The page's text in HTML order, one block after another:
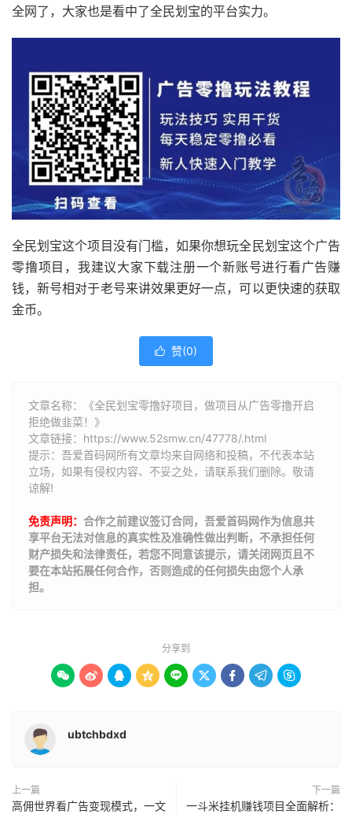
全网了，大家也是看中了全民划宝的平台实力。
全民划宝这个项目没有门槛，如果你想玩全民划宝这个广告
零撸项目，我建议大家下载注册一个新账号进行看广告赚
钱，新号相对于老号来讲效果更好一点，可以更快速的获取
金币。
 赞(0)
文章名称：《全民划宝零撸好项目，做项目从广告零撸开启
拒绝做韭菜！》
文章链接： https://www.52smw.cn/47778/.html
提示：吾爱首码网所有文章均来自网络和投稿，不代表本站
立场，如果有侵权内容、不妥之处，请联系我们删除。敬请
谅解!
免责声明： 合作之前建议签订合同，吾爱首码网作为信息共
享平台无法对信息的真实性及准确性做出判断，不承担任何
财产损失和法律责任，若您不同意该提示，请关闭网页且不
要在本站拓展任何合作，否则造成的任何损失由您个人承
担。
分享到
        
ubtchbdxd
上一篇
高佣世界看广告变现模式，一文
下一篇
一斗米挂机赚钱项目全面解析：